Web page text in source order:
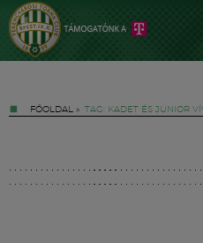
FŐOLDAL » TAG: KADET ÉS JUNIOR